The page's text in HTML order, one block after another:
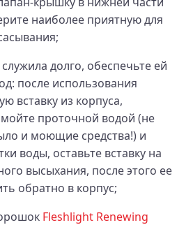
наиболее приятную для
долго, обеспечьте ей
после использования
вставку из корпуса,
проточной водой (не
и моющие средства!) и
воды, оставьте вставку на
высыхания, после этого ее
обратно в корпус;
Fleshlight Renewing